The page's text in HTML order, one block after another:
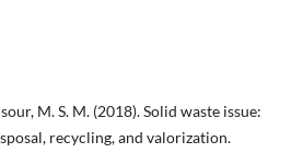
M. S. M. (2018). Solid waste issue:
recycling, and valorization.